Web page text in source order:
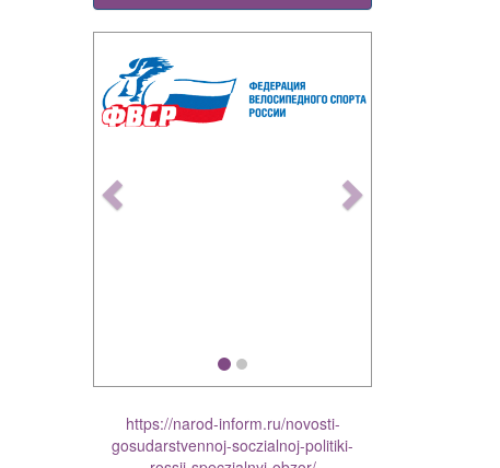
Previous
https://narod-inform.ru/novosti-
gosudarstvennoj-soczialnoj-politiki-